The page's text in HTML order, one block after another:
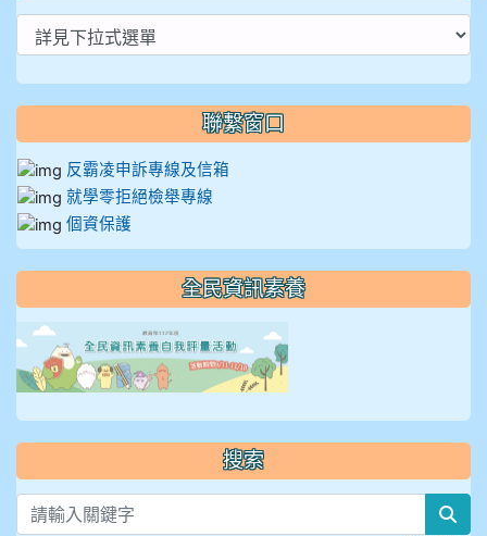
聯繫窗口
反霸凌申訴專線及信箱
就學零拒絕檢舉專線
個資保護
全民資訊素養
搜索